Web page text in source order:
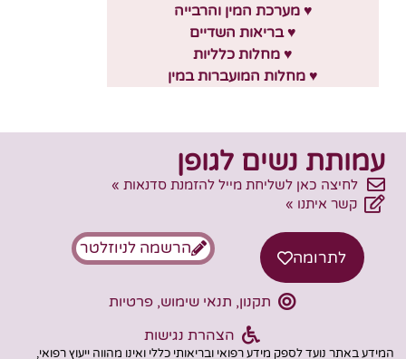
♥ מערכת המין והרבייה
♥ בריאות השדיים
♥ מחלות כלליות
♥ מחלות המועברות במין
עמותת נשים לגופן
לחיצה כאן לשליחת מייל להזמנת סדנאות »
קשר איתנו »
לתרומה הרשמה לניוזלטר
תקנון, תנאי שימוש, פרטיות
הצהרת נגישות
המידע באתר נועד לספק מידע רפואי ובריאותי כללי ואינו מהווה ייעוץ רפואי,